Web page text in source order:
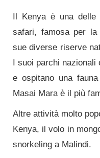
Il Kenya è una delle
safari, famosa per
sue diverse riserve
I suoi parchi nazionali
e ospitano una
Masai Mara è il più
Altre attività molto
Kenya, il volo in
snorkeling a Malindi.